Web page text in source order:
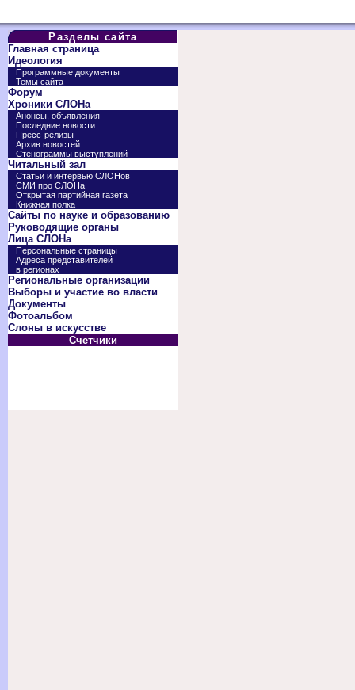
Разделы сайта
Главная страница
Идеология
Программные документы
Темы сайта
Форум
Хроники СЛОНа
Анонсы, объявления
Последние новости
Пресс-релизы
Архив новостей
Стенограммы выступлений
Читальный зал
Статьи и интервью СЛОНов
СМИ про СЛОНа
Открытая партийная газета
Книжная полка
Сайты по науке и образованию
Руководящие органы
Лица СЛОНа
Персональные страницы
Адреса представителей
в регионах
Региональные организации
Выборы и участие во власти
Документы
Фотоальбом
Слоны в искусстве
Счетчики